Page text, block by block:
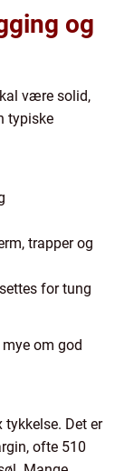
og
være solid,
typiske
trapper og
for tung
om god
tykkelse. Det er
ofte 510